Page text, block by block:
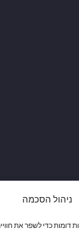
ניהול הסכמה
דומות כדי לשפר את